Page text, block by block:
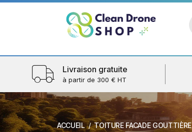
Livraison gratuite
à partir de 300 € HT
ACCUEIL TOITURE FACADE GOUTTIÈRE